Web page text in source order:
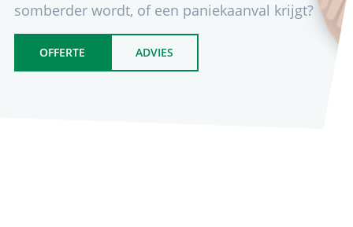
somberder wordt, of een paniekaanval krijgt?
OFFERTE ADVIES